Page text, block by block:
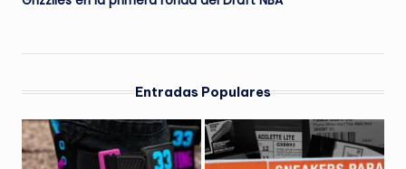
Entradas Populares